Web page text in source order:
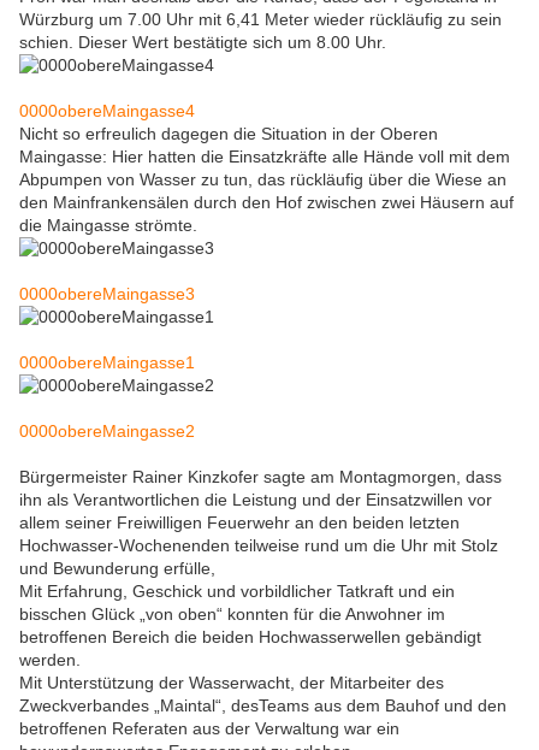
Würzburg um 7.00 Uhr mit 6,41 Meter wieder rückläufig zu sein
schien. Dieser Wert bestätigte sich um 8.00 Uhr.
0000obereMaingasse4
Nicht so erfreulich dagegen die Situation in der Oberen
Maingasse: Hier hatten die Einsatzkräfte alle Hände voll mit dem
Abpumpen von Wasser zu tun, das rückläufig über die Wiese an
den Mainfrankensälen durch den Hof zwischen zwei Häusern auf
die Maingasse strömte.
0000obereMaingasse3
0000obereMaingasse1
0000obereMaingasse2
Bürgermeister Rainer Kinzkofer sagte am Montagmorgen, dass
ihn als Verantwortlichen die Leistung und der Einsatzwillen vor
allem seiner Freiwilligen Feuerwehr an den beiden letzten
Hochwasser-Wochenenden teilweise rund um die Uhr mit Stolz
und Bewunderung erfülle,
Mit Erfahrung, Geschick und vorbildlicher Tatkraft und ein
bisschen Glück „von oben“ konnten für die Anwohner im
betroffenen Bereich die beiden Hochwasserwellen gebändigt
werden.
Mit Unterstützung der Wasserwacht, der Mitarbeiter des
Zweckverbandes „Maintal“, desTeams aus dem Bauhof und den
betroffenen Referaten aus der Verwaltung war ein